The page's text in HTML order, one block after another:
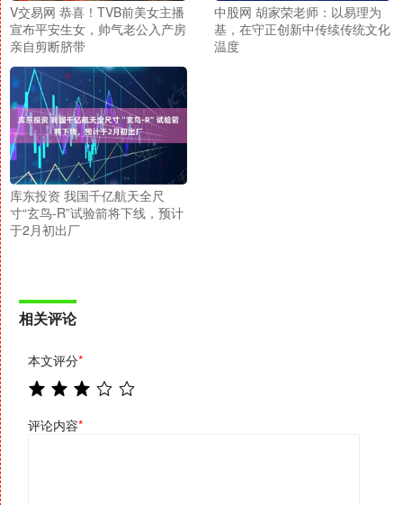
V交易网 恭喜！TVB前美女主播
宣布平安生女，帅气老公入产房
亲自剪断脐带
中股网 胡家荣老师：以易理为
基，在守正创新中传续传统文化
温度
库东投资 我国千亿航天全尺
寸“玄鸟-R”试验箭将下线，预计
于2月初出厂
相关评论
本文评分*
评论内容*